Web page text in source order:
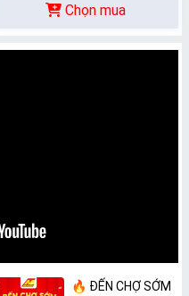
Chọn mua
🔥 ĐẾN CHỢ SỚM